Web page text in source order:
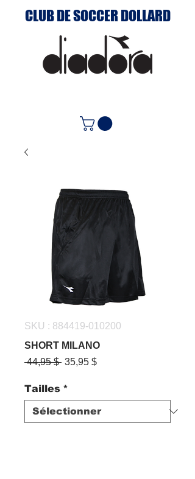
CLUB DE SOCCER DOLLARD
SKU : 884419-010200
SHORT MILANO
44,95 $ Prix
35,95 $Prix
Tailles *